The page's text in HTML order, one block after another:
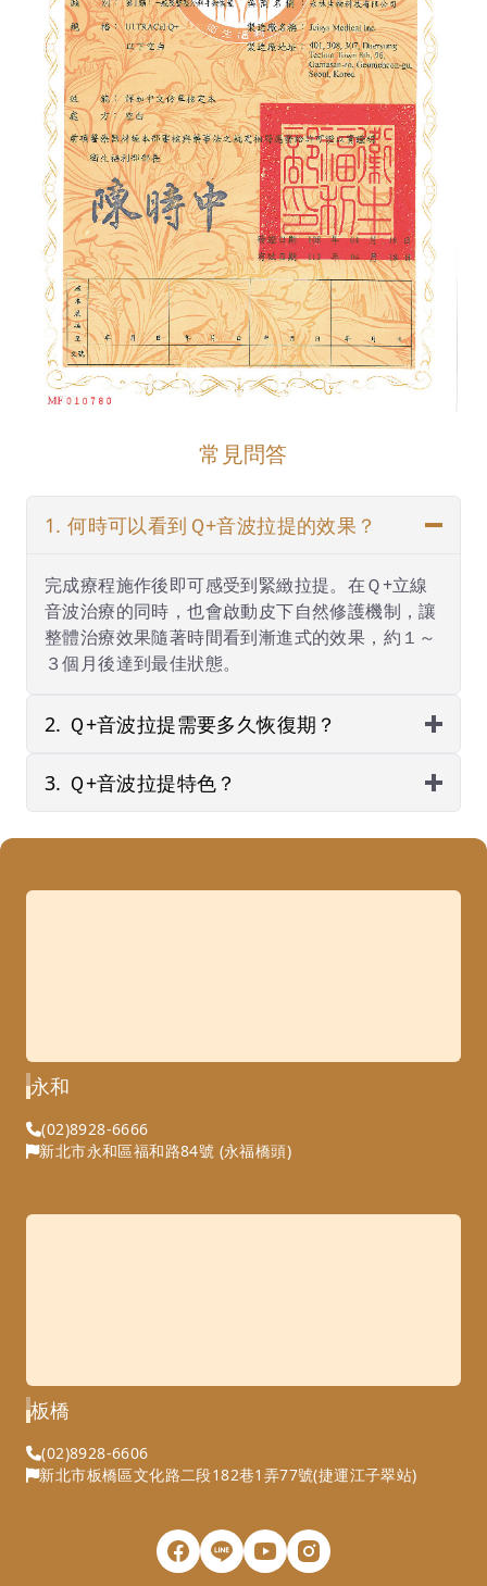
常見問答
1. 何時可以看到Ｑ+音波拉提的效果？
完成療程施作後即可感受到緊緻拉提。在Ｑ+立線
音波治療的同時，也會啟動皮下自然修護機制，讓
整體治療效果隨著時間看到漸進式的效果，約１～
３個月後達到最佳狀態。
2. Ｑ+音波拉提需要多久恢復期？
3. Ｑ+音波拉提特色？
永和
(02)8928-6666
新北市永和區福和路84號 (永福橋頭)
板橋
(02)8928-6606
新北市板橋區文化路二段182巷1弄77號(捷運江子翠站)